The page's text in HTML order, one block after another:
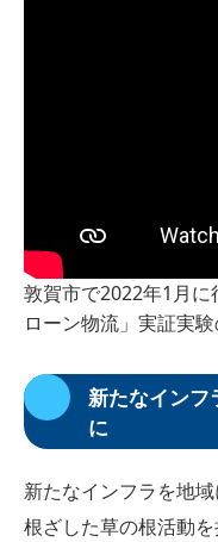
敦賀市で2022年1月
ローン物流」実証実
新たなインフ
に
新たなインフラを地
根ざした草の根活動